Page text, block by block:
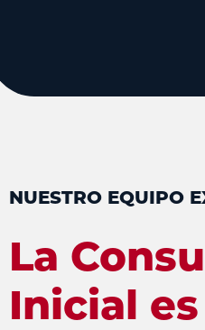
NUESTRO EQUIPO
La
Inicial es